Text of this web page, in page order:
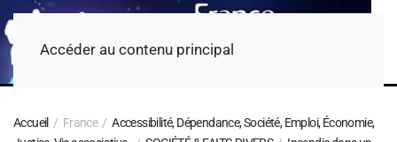
Accéder au contenu principal
Accueil France
Accessibilité, Dépendance, Société, Emploi, Économie,